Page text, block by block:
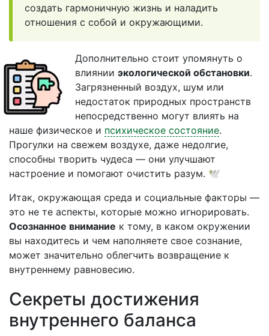
создать гармоничную жизнь и наладить
отношения с собой и окружающими.
Дополнительно стоит упомянуть о
влиянии экологической обстановки.
Загрязненный воздух, шум или
недостаток природных пространств
непосредственно могут влиять на
наше физическое и психическое состояние.
Прогулки на свежем воздухе, даже недолгие,
способны творить чудеса — они улучшают
настроение и помогают очистить разум. 🕊️
Итак, окружающая среда и социальные факторы —
это не те аспекты, которые можно игнорировать.
Осознанное внимание к тому, в каком окружении
вы находитесь и чем наполняете свое сознание,
может значительно облегчить возвращение к
внутреннему равновесию.
Секреты достижения
внутреннего баланса